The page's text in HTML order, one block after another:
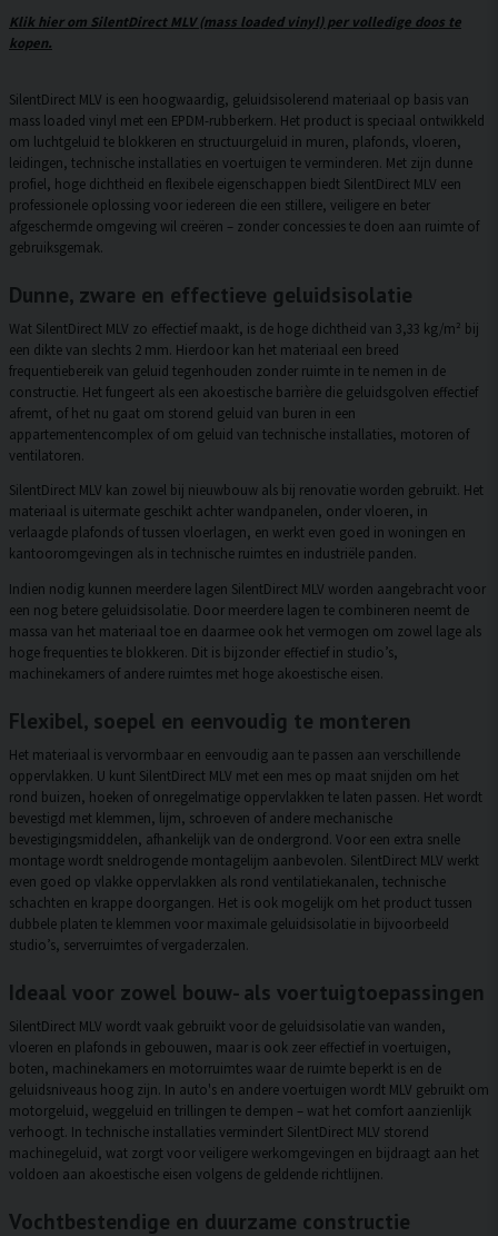
Klik hier om SilentDirect MLV (mass loaded vinyl) per volledige doos te
kopen.
SilentDirect MLV is een hoogwaardig, geluidsisolerend materiaal op basis van
mass loaded vinyl met een EPDM-rubberkern. Het product is speciaal ontwikkeld
om luchtgeluid te blokkeren en structuurgeluid in muren, plafonds, vloeren,
leidingen, technische installaties en voertuigen te verminderen. Met zijn dunne
profiel, hoge dichtheid en flexibele eigenschappen biedt SilentDirect MLV een
professionele oplossing voor iedereen die een stillere, veiligere en beter
afgeschermde omgeving wil creëren – zonder concessies te doen aan ruimte of
gebruiksgemak.
Dunne, zware en effectieve geluidsisolatie
Wat SilentDirect MLV zo effectief maakt, is de hoge dichtheid van 3,33 kg/m² bij
een dikte van slechts 2 mm. Hierdoor kan het materiaal een breed
frequentiebereik van geluid tegenhouden zonder ruimte in te nemen in de
constructie. Het fungeert als een akoestische barrière die geluidsgolven effectief
afremt, of het nu gaat om storend geluid van buren in een
appartementencomplex of om geluid van technische installaties, motoren of
ventilatoren.
SilentDirect MLV kan zowel bij nieuwbouw als bij renovatie worden gebruikt. Het
materiaal is uitermate geschikt achter wandpanelen, onder vloeren, in
verlaagde plafonds of tussen vloerlagen, en werkt even goed in woningen en
kantooromgevingen als in technische ruimtes en industriële panden.
Indien nodig kunnen meerdere lagen SilentDirect MLV worden aangebracht voor
een nog betere geluidsisolatie. Door meerdere lagen te combineren neemt de
massa van het materiaal toe en daarmee ook het vermogen om zowel lage als
hoge frequenties te blokkeren. Dit is bijzonder effectief in studio’s,
machinekamers of andere ruimtes met hoge akoestische eisen.
Flexibel, soepel en eenvoudig te monteren
Het materiaal is vervormbaar en eenvoudig aan te passen aan verschillende
oppervlakken. U kunt SilentDirect MLV met een mes op maat snijden om het
rond buizen, hoeken of onregelmatige oppervlakken te laten passen. Het wordt
bevestigd met klemmen, lijm, schroeven of andere mechanische
bevestigingsmiddelen, afhankelijk van de ondergrond. Voor een extra snelle
montage wordt sneldrogende montagelijm aanbevolen. SilentDirect MLV werkt
even goed op vlakke oppervlakken als rond ventilatiekanalen, technische
schachten en krappe doorgangen. Het is ook mogelijk om het product tussen
dubbele platen te klemmen voor maximale geluidsisolatie in bijvoorbeeld
studio’s, serverruimtes of vergaderzalen.
Ideaal voor zowel bouw- als voertuigtoepassingen
SilentDirect MLV wordt vaak gebruikt voor de geluidsisolatie van wanden,
vloeren en plafonds in gebouwen, maar is ook zeer effectief in voertuigen,
boten, machinekamers en motorruimtes waar de ruimte beperkt is en de
geluidsniveaus hoog zijn. In auto's en andere voertuigen wordt MLV gebruikt om
motorgeluid, weggeluid en trillingen te dempen – wat het comfort aanzienlijk
verhoogt. In technische installaties vermindert SilentDirect MLV storend
machinegeluid, wat zorgt voor veiligere werkomgevingen en bijdraagt aan het
voldoen aan akoestische eisen volgens de geldende richtlijnen.
Vochtbestendige en duurzame constructie